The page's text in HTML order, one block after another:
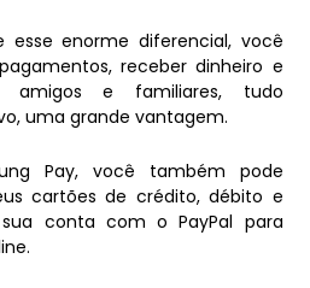
esse enorme diferencial, você
receber dinheiro e
amigos e familiares, tudo
uma grande vantagem.
Pay, você também pode
cartões de crédito, débito e
conta com o PayPal para